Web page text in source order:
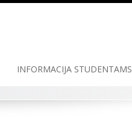
INFORMACIJA STUDENTAMS